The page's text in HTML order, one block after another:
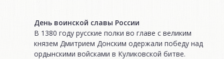
День воинской славы России
В 1380 году русские полки во главе с великим
князем Дмитрием Донским одержали победу над
ордынскими войсками в Куликовской битве.